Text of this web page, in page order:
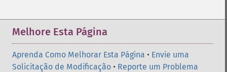
Melhore Esta Página
Aprenda Como Melhorar Esta Página • Envie uma
Solicitação de Modificação • Reporte um Problema